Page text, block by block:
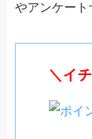
やアンケート
＼イ